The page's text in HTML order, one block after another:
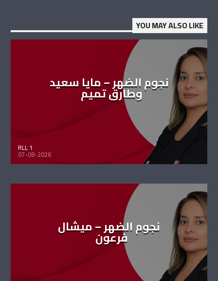
YOU MAY ALSO LIKE
نجوم الضهر – مايا سعيد
وطارق تميم
RLL 1
07-08-2026
نجوم الضهر – ميشال
فرعون